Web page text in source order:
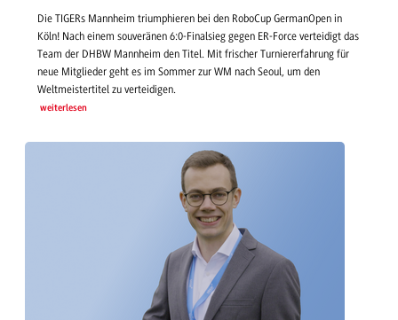
Die TIGERs Mannheim triumphieren bei den RoboCup GermanOpen in
Köln! Nach einem souveränen 6:0-Finalsieg gegen ER-Force verteidigt das
Team der DHBW Mannheim den Titel. Mit frischer Turniererfahrung für
neue Mitglieder geht es im Sommer zur WM nach Seoul, um den
Weltmeistertitel zu verteidigen.
weiterlesen